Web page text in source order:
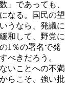
」であっても、
なる。国民の望
うなら、発議に
和して、野党に
1％の署名で発
べきだろう。
いことへの不満
らこそ、強い批